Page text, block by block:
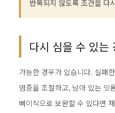
반복되지 않도록 조건을 다
다시 심을 수 있는
가능한 경우가 있습니다. 실패
염증을 조절하고, 남아 있는 잇
뼈이식으로 보완할 수 있다면